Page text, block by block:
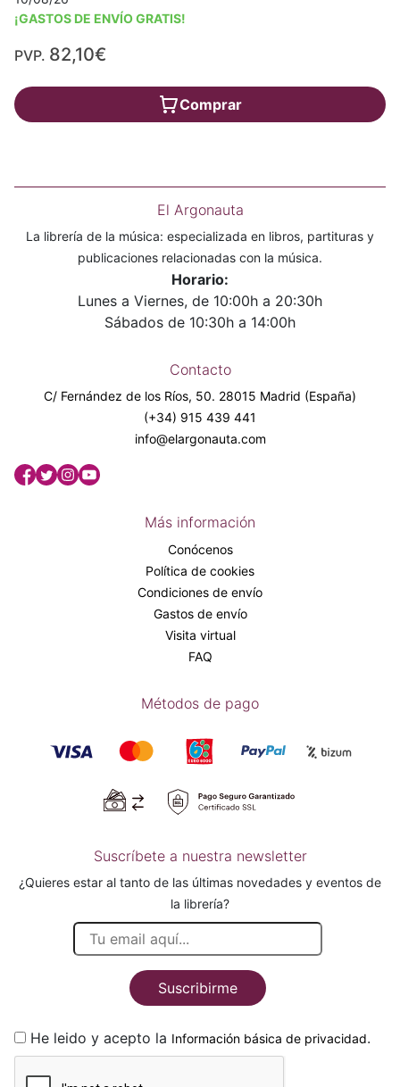
¡GASTOS DE ENVÍO GRATIS!
PVP. 82,10€
Comprar
El Argonauta
La librería de la música: especializada en libros, partituras y
publicaciones relacionadas con la música.
Horario:
Lunes a Viernes, de 10:00h a 20:30h
Sábados de 10:30h a 14:00h
Contacto
C/ Fernández de los Ríos, 50. 28015 Madrid (España)
(+34) 915 439 441
info@elargonauta.com
Más información
Conócenos
Política de cookies
Condiciones de envío
Gastos de envío
Visita virtual
FAQ
Métodos de pago
Suscríbete a nuestra newsletter
¿Quieres estar al tanto de las últimas novedades y eventos de
la librería?
Suscribirme
He leido y acepto la Información básica de privacidad.